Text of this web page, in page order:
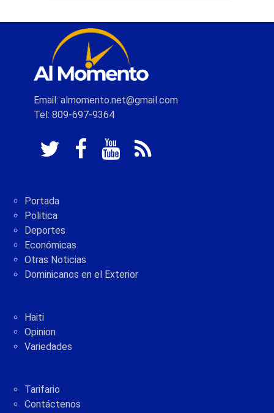
Email: almomento.net@gmail.com
Tel: 809-697-9364
Portada
Politica
Deportes
Económicas
Otras Noticias
Dominicanos en el Exterior
Haiti
Opinion
Variedades
Tarifario
Contáctenos